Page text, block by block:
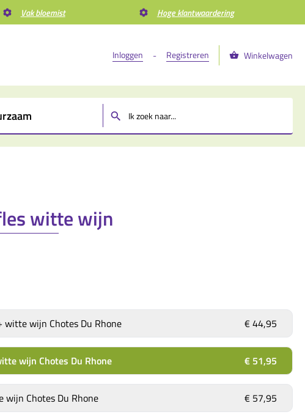
Vak bloemist Hoge klantwaardering
Inloggen - Registreren Winkelwagen
witte wijn
witte wijn Chotes Du Rhone € 44,95
wijn Chotes Du Rhone € 51,95
wijn Chotes Du Rhone € 57,95